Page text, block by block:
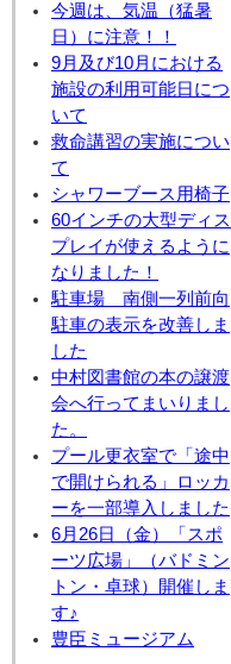
今週は、気温（猛暑
日）に注意！！
9月及び10月における
施設の利用可能日につ
いて
救命講習の実施につい
て
シャワーブース用椅子
60インチの大型ディス
プレイが使えるように
なりました！
駐車場 南側一列前向
駐車の表示を改善しま
した
中村図書館の本の譲渡
会へ行ってまいりまし
た。
プール更衣室で「途中
で開けられる」ロッカ
ーを一部導入しました
6月26日（金）「スポ
ーツ広場」（バドミン
トン・卓球）開催しま
す♪
豊臣ミュージアム